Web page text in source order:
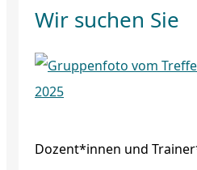
Wir suchen Sie
Dozent*innen und